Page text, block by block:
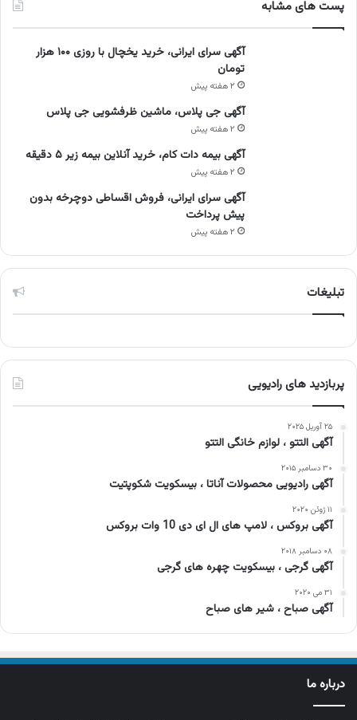
پست های مشابه
آگهی سرای ایرانی، خرید یخچال با روزی ۱۰۰ هزار
تومان
۲ هفته پیش
آگهی جی پلاس، ماشین ظرفشویی جی پلاس
۲ هفته پیش
آگهی بیمه دات کام، خرید آنلاین بیمه زیر ۵ دقیقه
۲ هفته پیش
آگهی سرای ایرانی، فروش اقساطی دوچرخه بدون
پیش پرداخت
۲ هفته پیش
تبلیغات
پربازدید های رادیویی
۲۵ آوریل ۲۰۲۵
آگهی التتو ، لوازم خانگی التتو
۳۰ دسامبر ۲۰۱۵
آگهی رادیویی محصولات آناتا ، بیسکویت شکوپتیت
۱۱ ژوئن ۲۰۲۰
آگهی بروکس ، لامپ های ال ای دی 10 وات بروکس
۰۸ دسامبر ۲۰۱۸
آگهی گرجی ، بیسکویت چهره های گرجی
۳۱ می ۲۰۲۰
آگهی صباح ، شیر های صباح
درباره ما